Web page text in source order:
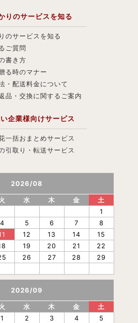
りのサービスを知る
のサービスを知る
ご質問
書き方
る時のマナー
・配送料金について
品・交換に関するご案内
企業様向けサービス
一括おまとめサービス
引取り・転送サービス
2026/08
水 木 金
土
1
4 5 6 7
8
12 13 14
15
19 20 21
22
26 27 28
29
2026/09
水 木 金
土
1
2 3 4
5